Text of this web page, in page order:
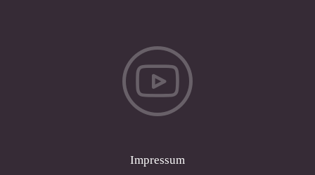
Impressum